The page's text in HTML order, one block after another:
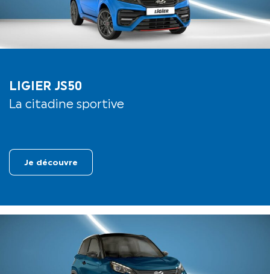
LIGIER JS50
La citadine sportive
Je découvre